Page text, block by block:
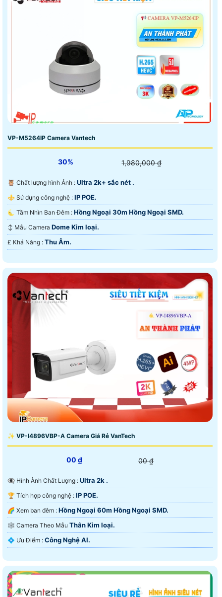
VP-M5264IP Camera Vantech
30% 1,980,000 ₫
🦉 Chất lượng hình Ảnh : Ultra 2k+ sắc nét .
⚜️ Sử dụng công nghệ : IP POE.
🌜 Tầm Nhìn Ban Đêm : Hồng Ngoại 30m Hồng Ngoại SMD.
↕️ Mẫu Camera Dome Kim loại.
️₤ Khả Năng : Thu Âm.
✨ VP-I4896VBP-A Camera Giá Rẻ VanTech
00 ₫ 00 ₫
👁️‍🗨 Hình Ành Chất Lượng : Ultra 2k .
🏆 Tích hợp công nghệ : IP POE.
🌈 Xem ban đêm : Hồng Ngoại 60m Hồng Ngoại SMD.
🕸️ Camera Theo Mẫu Thân Kim loại.
️💠 Ưu Điểm : Công Nghệ AI.